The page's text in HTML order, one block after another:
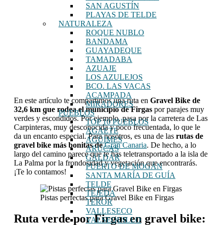
SAN AGUSTÍN
PLAYAS DE TELDE
NATURALEZA
ROQUE NUBLO
BANDAMA
GUAYADEQUE
TAMADABA
AZUAJE
LOS AZULEJOS
BCO. LAS VACAS
ACAMPADA
MIRADORES
PUEBLOS
TOP 10 PUEBLOS
AGAETE
AGÜIMES
ARUCAS
GÁLDAR
PUERTO DE MOGÁN
SANTA MARÍA DE GUÍA
TELDE
TEJEDA
TEROR
VALLESECO
VALSEQUILLO
En este artículo te compartimos una ruta en Gravel Bike de
32,6 km que rodea el municipio de Firgas por parajes muy
verdes y escondidos. Por ejemplo, pasa por la carretera de Las
Carpinteras, muy desconocida y poco frecuentada, lo que le
da un encanto especial. Para nosotros, es una de las rutas de
gravel bike más bonitas deGran Canaria. De hecho, a lo
largo del camino parece que te has teletransportado a la isla de
La Palma por la frondosidad y vegetación que encontrarás.
¡Te lo contamos!
Pistas perfectas para Gravel Bike en Firgas
Ruta verde por Firgas en gravel bike: